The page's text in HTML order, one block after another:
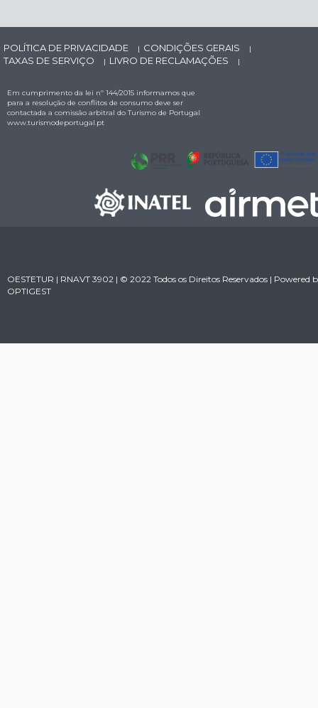
POLÍTICA DE PRIVACIDADE | CONDIÇÕES GERAIS |
TAXAS DE SERVIÇO | LIVRO DE RECLAMAÇÕES |
Em cumprimento da lei nº 144/2015 informamos que
para a resolução de conflitos de consumo deve ser
contactada a comissão arbitral do Turismo de Portugal
www.turismodeportugal.pt
OESTETUR | RNAVT 3902 | © 2022 Todos os Direitos Reservados | Powered
OPTIGEST